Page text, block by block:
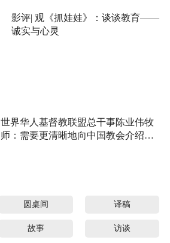
影评| 观《抓娃娃》：谈谈教育——
诚实与心灵
世界华人基督教联盟总干事陈业伟牧
师：需要更清晰地向中国教会介绍福
圆桌间 译稿
故事 访谈